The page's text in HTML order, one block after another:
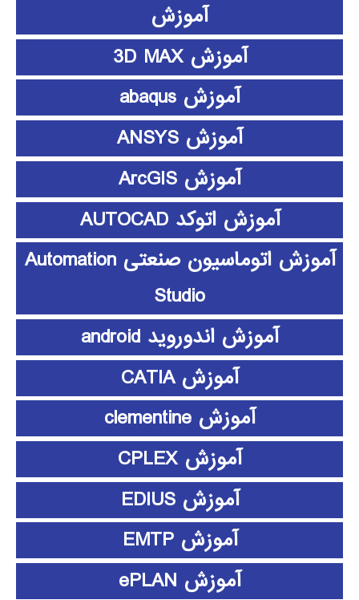
آموزش
آموزش 3D MAX
آموزش abaqus
آموزش ANSYS
آموزش ArcGIS
آموزش اتوکد AUTOCAD
آموزش اتوماسیون صنعتی Automation
Studio
آموزش اندوروید android
آموزش CATIA
آموزش clementine
آموزش CPLEX
آموزش EDIUS
آموزش EMTP
آموزش ePLAN